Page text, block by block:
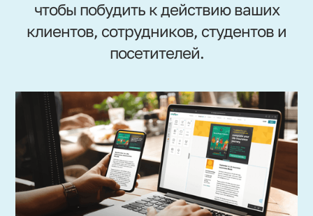
чтобы побудить к действию ваших
клиентов, сотрудников, студентов и
посетителей.